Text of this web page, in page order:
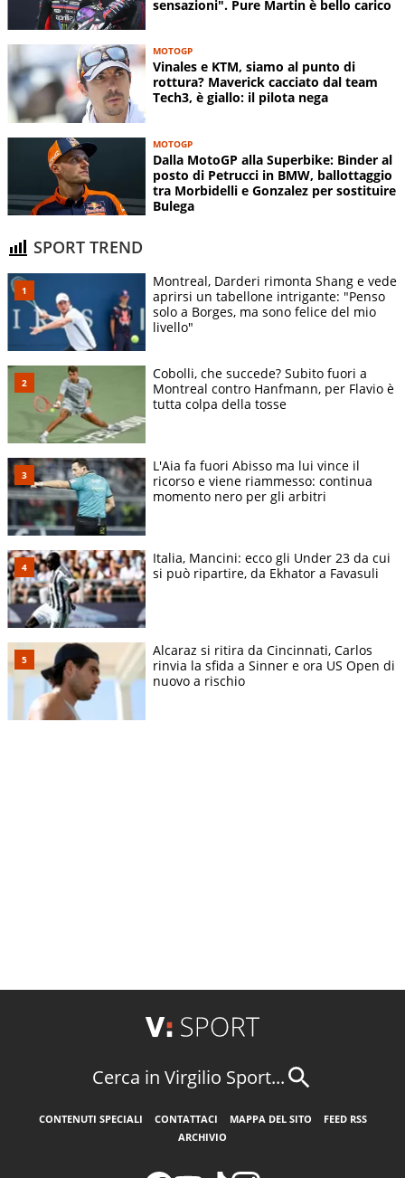
sensazioni". Pure Martin è bello carico
MOTOGP
Vinales e KTM, siamo al punto di
rottura? Maverick cacciato dal team
Tech3, è giallo: il pilota nega
MOTOGP
Dalla MotoGP alla Superbike: Binder al
posto di Petrucci in BMW, ballottaggio
tra Morbidelli e Gonzalez per sostituire
Bulega
SPORT TREND
Montreal, Darderi rimonta Shang e vede
aprirsi un tabellone intrigante: "Penso
solo a Borges, ma sono felice del mio
livello"
Cobolli, che succede? Subito fuori a
Montreal contro Hanfmann, per Flavio è
tutta colpa della tosse
L'Aia fa fuori Abisso ma lui vince il
ricorso e viene riammesso: continua
momento nero per gli arbitri
Italia, Mancini: ecco gli Under 23 da cui
si può ripartire, da Ekhator a Favasuli
Alcaraz si ritira da Cincinnati, Carlos
rinvia la sfida a Sinner e ora US Open di
nuovo a rischio
Cerca in Virgilio Sport...
CONTENUTI SPECIALI CONTATTACI MAPPA DEL SITO
FEED RSS
ARCHIVIO